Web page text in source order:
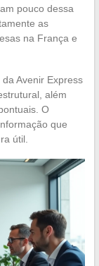
pouco dessa
as
na França e
Avenir Express
além
O
que
útil.